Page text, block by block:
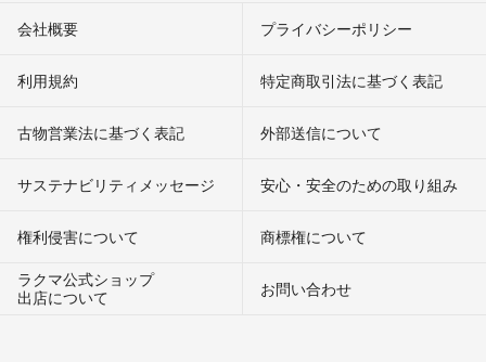
会社概要 プライバシーポリシー
利用規約 特定商取引法に基づく表記
古物営業法に基づく表記 外部送信について
サステナビリティメッセージ 安心・安全のための取り組み
権利侵害について
商標権について
ラクマ公式ショップ
出店について
お問い合わせ